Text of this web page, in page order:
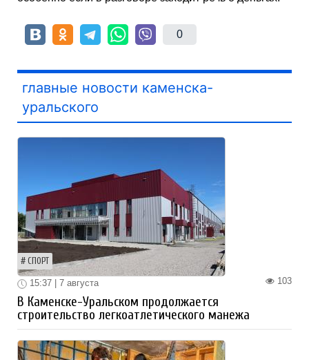
0
главные новости каменска-
уральского
СПОРТ
103
15:37 | 7 августа
В Каменске-Уральском продолжается
строительство легкоатлетического манежа